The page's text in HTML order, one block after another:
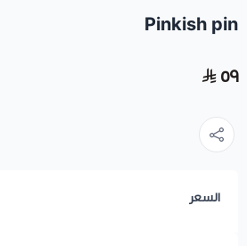
Pinkish pin
٥٩
السعر